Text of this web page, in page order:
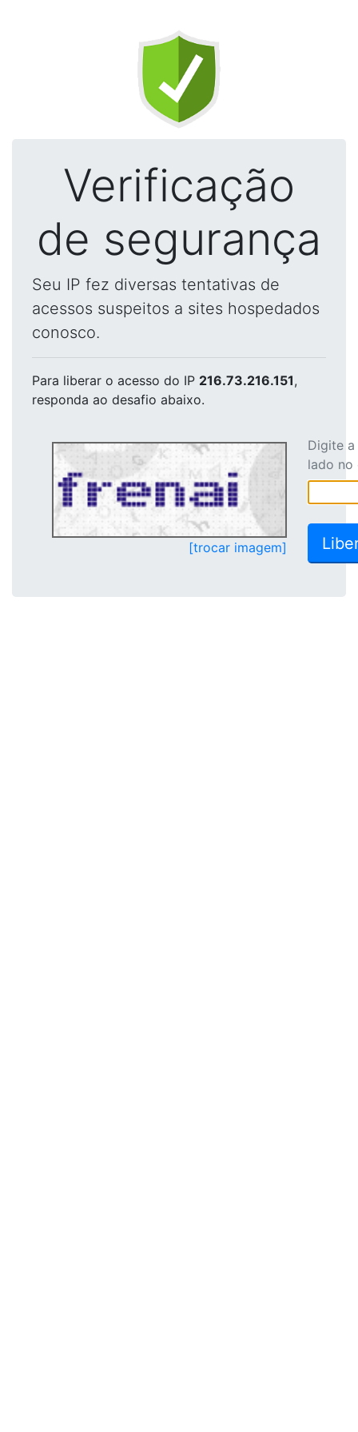
Verificação
de segurança
Seu IP fez diversas tentativas de
acessos suspeitos a sites hospedados
conosco.
Para liberar o acesso do IP 216.73.216.151,
responda ao desafio abaixo.
[trocar imagem]
Digite
lado no